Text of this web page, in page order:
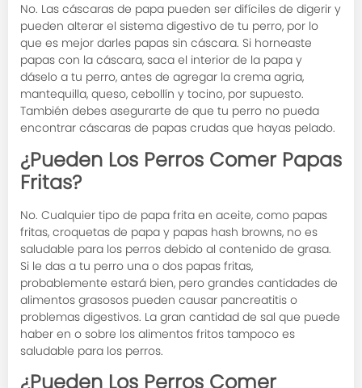
No. Las cáscaras de papa pueden ser difíciles de digerir y
pueden alterar el sistema digestivo de tu perro, por lo
que es mejor darles papas sin cáscara. Si horneaste
papas con la cáscara, saca el interior de la papa y
dáselo a tu perro, antes de agregar la crema agria,
mantequilla, queso, cebollín y tocino, por supuesto.
También debes asegurarte de que tu perro no pueda
encontrar cáscaras de papas crudas que hayas pelado.
¿Pueden Los Perros Comer Papas
Fritas?
No. Cualquier tipo de papa frita en aceite, como papas
fritas, croquetas de papa y papas hash browns, no es
saludable para los perros debido al contenido de grasa.
Si le das a tu perro una o dos papas fritas,
probablemente estará bien, pero grandes cantidades de
alimentos grasosos pueden causar pancreatitis o
problemas digestivos. La gran cantidad de sal que puede
haber en o sobre los alimentos fritos tampoco es
saludable para los perros.
¿Pueden Los Perros Comer